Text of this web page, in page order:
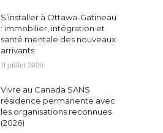
S’installer à Ottawa-Gatineau
: immobilier, intégration et
santé mentale des nouveaux
arrivants
11 juillet 2026
Vivre au Canada SANS
résidence permanente avec
les organisations reconnues
(2026)